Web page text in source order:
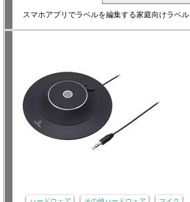
スマホアプリでラベルを編集する家庭向けラベ